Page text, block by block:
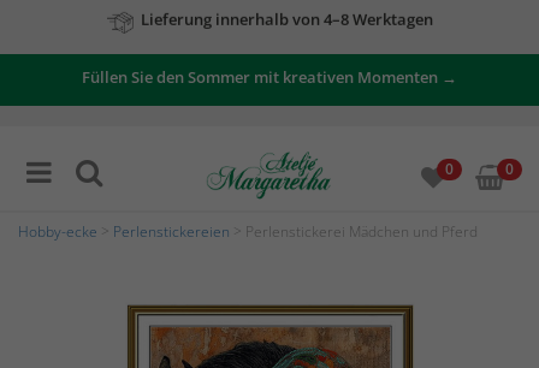
Zu unseren Angeboten
Füllen Sie den Sommer mit kreativen Momenten →
0 0
Hobby-ecke Perlenstickereien > Perlenstickerei Mädchen und Pferd